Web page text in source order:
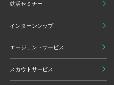
就活セミナー
インターンシップ
エージェントサービス
スカウトサービス